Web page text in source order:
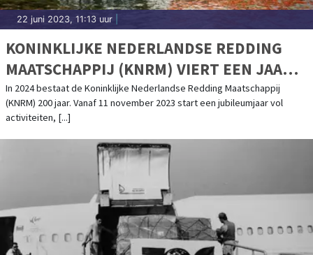
22 juni 2023, 11:13 uur
KONINKLIJKE NEDERLANDSE REDDING
MAATSCHAPPIJ (KNRM) VIERT EEN JAAR
LANG 200-JARIG BESTAAN
In 2024 bestaat de Koninklijke Nederlandse Redding Maatschappij
(KNRM) 200 jaar. Vanaf 11 november 2023 start een jubileumjaar vol
activiteiten, [...]